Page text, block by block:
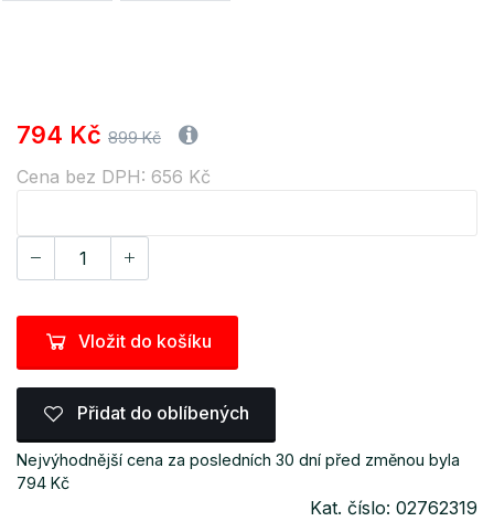
794 Kč 899 Kč
Cena bez DPH: 656 Kč
Vložit do košíku
Přidat do oblíbených
Nejvýhodnější cena za posledních 30 dní před změnou byla
794 Kč
Kat. číslo: 02762319